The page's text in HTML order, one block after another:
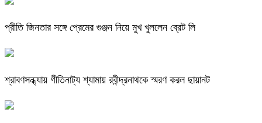
প্রীতি জিনতার সঙ্গে প্রেমের গুঞ্জন নিয়ে মুখ খুললেন ব্রেট লি
শ্রাবণসন্ধ্যায় গীতিনাট্য শ্যামায় রবীন্দ্রনাথকে স্মরণ করল ছায়ানট